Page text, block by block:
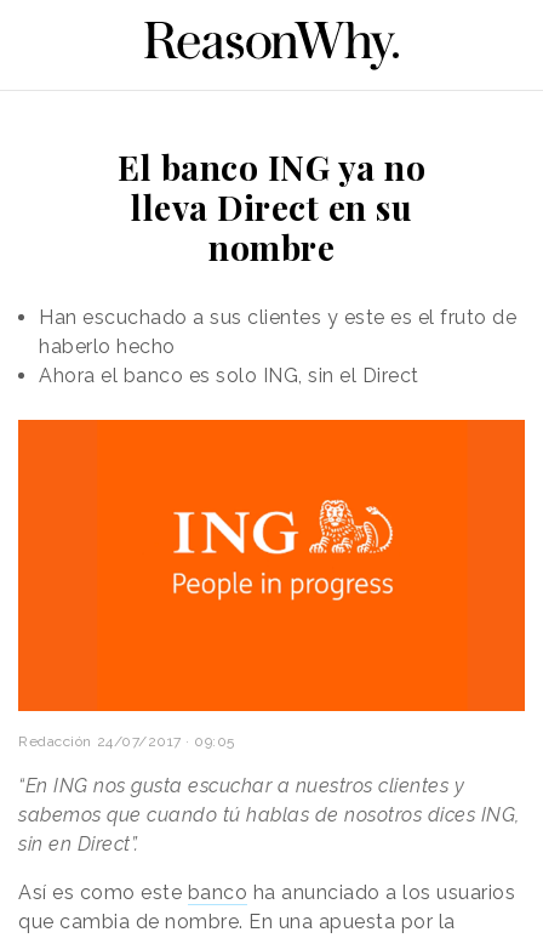
El banco ING ya no
lleva Direct en su
nombre
Han escuchado a sus clientes y este es el fruto de
haberlo hecho
Ahora el banco es solo ING, sin el Direct
Redacción 24/07/2017 · 09:05
“En ING nos gusta escuchar a nuestros clientes y
sabemos que cuando tú hablas de nosotros dices ING,
sin en Direct”.
Así es como este banco ha anunciado a los usuarios
que cambia de nombre. En una apuesta por la